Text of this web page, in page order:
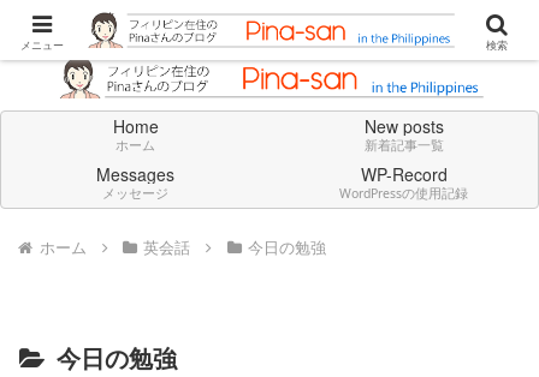
Don't think deeply. Feel always in English.
Home
ホーム
New posts
新着記事一覧
Messages
メッセージ
WP-Record
WordPressの使用記録
ホーム 英会話 今日の勉強
今日の勉強
メニュー 検索